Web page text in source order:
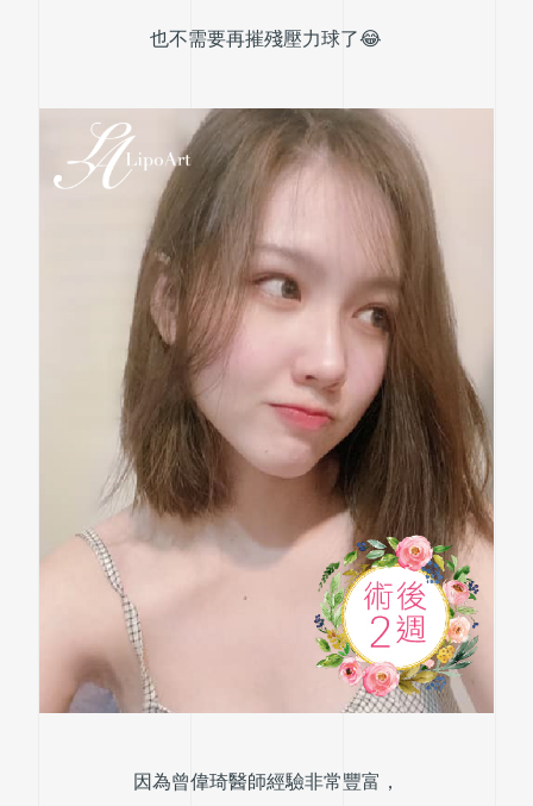
也不需要再摧殘壓力球了😂
因為曾偉琦醫師經驗非常豐富，